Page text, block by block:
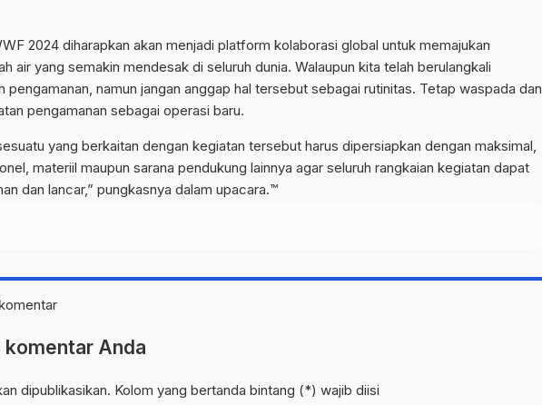
2024 diharapkan akan menjadi platform kolaborasi global untuk memajukan
air yang semakin mendesak di seluruh dunia. Walaupun kita telah berulangkali
pengamanan, namun jangan anggap hal tersebut sebagai rutinitas. Tetap waspada dan
pengamanan sebagai operasi baru.
yang berkaitan dengan kegiatan tersebut harus dipersiapkan dengan maksimal,
materiil maupun sarana pendukung lainnya agar seluruh rangkaian kegiatan dapat
dan lancar,” pungkasnya dalam upacara.™
komentar Anda
dipublikasikan. Kolom yang bertanda bintang (*) wajib diisi